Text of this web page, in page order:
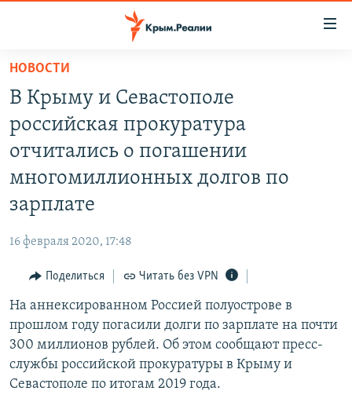
Вернуться
основному
содержанию
Вернутся
главной
навигации
Вернутся
СПЕЦПРОЕКТЫ
ВОДА
ЕЩЕ
ТЕЛЕПРОЕКТ КРЫМ.РЕАЛИИ
СОВЕТЫ ПРАВОЗАЩИТНИКОВ
ПРОПАВШИЕ БЕЗ ВЕСТИ
ПОБЕДИТЕЛЕЙ НЕ СУДЯТ?
КАК ОБОЙТИ БЛОКИРОВКУ
Qırımtatar
ПРИСОЕДИНЯЙТЕСЬ!
НОВОСТИ
В Крыму и Севастополе
российская прокуратура
отчитались о погашении
многомиллионных долгов по
зарплате
16 февраля 2020, 17:48
Поделиться Читать без VPN
На аннексированном Россией полуострове в
прошлом году погасили долги по зарплате на почти
300 миллионов рублей. Об этом сообщают пресс-
службы российской прокуратуры в Крыму и
Севастополе по итогам 2019 года.